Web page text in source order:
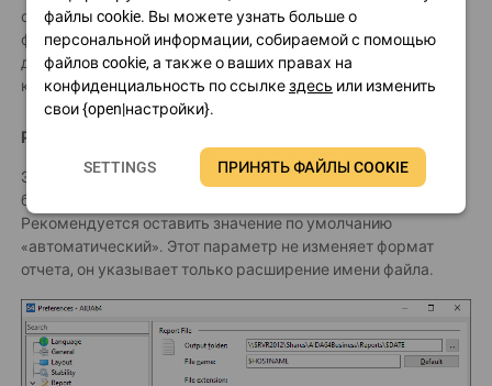
сетевых аудитов либо в имени выходной папки или имя
файла, одна из переменных (перечисленных выше)
должна использоваться для предотвращения перезаписи
компьютерами файлов отчетов.
Расширение файла
Этот параметр указывает имя файла расширение, которое
будет добавлено к имени файла отчета.
Рекомендуется оставить значение по умолчанию
«автоматический». Этот параметр не изменяет формат
отчета, он указывает только расширение имени файла.
файлы cookie. Вы можете узнать больше о
персональной информации, собираемой с помощью
файлов cookie, а также о ваших правах на
конфиденциальность по ссылкездесь или изменить
свои {open|настройки}.
SETTINGS ПРИНЯТЬ ФАЙЛЫ COOKIE